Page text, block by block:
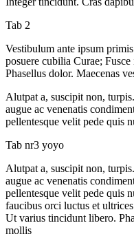
Tab 2
Vestibulum ante ipsum
posuere cubilia Curae;
Phasellus dolor. Maecenas
Alutpat a, suscipit non,
augue ac venenatis
pellentesque velit pede quis
Tab nr3 yoyo
Alutpat a, suscipit non,
augue ac venenatis
pellentesque velit pede quis
faucibus orci luctus et
Ut varius tincidunt libero.
mollis